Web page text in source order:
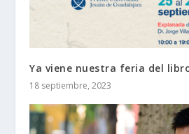
Ya viene nuestra feria del
18 septiembre, 2023